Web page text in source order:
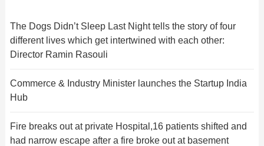
The Dogs Didn’t Sleep Last Night tells the story of four
different lives which get intertwined with each other:
Director Ramin Rasouli
Commerce & Industry Minister launches the Startup India
Hub
Fire breaks out at private Hospital,16 patients shifted and
had narrow escape after a fire broke out at basement